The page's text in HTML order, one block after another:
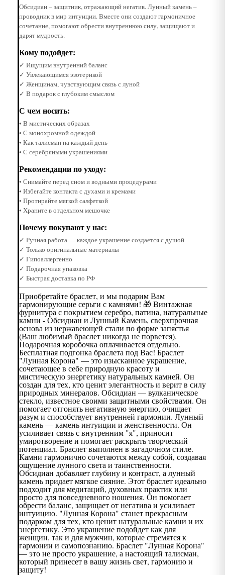
Обсидиан – защитник, отражающий негатив. Лунный камень –
проводник в мир интуиции. Вместе они создают гармоничное
сочетание, помогают обрести внутреннюю силу, защищают и
дарят мудрость.
Кому подойдет:
✓ Ищущим внутренний баланс
✓ Увлекающимся эзотерикой
✓ Женщинам, чувствующим связь с луной
✓ В подарок с глубоким смыслом
С чем носить:
• В мистических образах
• С монохромной одеждой
• Как талисман на каждый день
• С серебряными украшениями
Рекомендации по уходу:
• Снимайте перед сном и водными процедурами
• Избегайте контакта с духами и кремами
• Протирайте мягкой салфеткой
• Храните в отдельном мешочке
Почему покупают у нас:
✓ Ручная работа — каждое украшение создается с душой
✓ Только оригинальные материалы
✓ Гипоаллергенно
✓ Подарочная упаковка
✓ Быстрая доставка по РФ
Приобретайте браслет, и мы подарим Вам
гармонирующие серьги с камнями! 🎁 Винтажная
фурнитура с покрытием серебро, патина, натуральные
камни - Обсидиан и Лунный Камень, сверхпрочная
основа из нержавеющей стали по форме запястья
(Ваш любимый браслет никогда не порвется).
Подарочная коробочка оплачивается отдельно.
Бесплатная подгонка браслета под Вас! Браслет
"Лунная Корона" — это изысканное украшение,
сочетающее в себе природную красоту и
мистическую энергетику натуральных камней. Он
создан для тех, кто ценит элегантность и верит в силу
природных минералов. Обсидиан — вулканическое
стекло, известное своими защитными свойствами. Он
помогает отгонять негативную энергию, очищает
разум и способствует внутренней гармонии. Лунный
камень — камень интуиции и женственности. Он
усиливает связь с внутренним "я", приносит
умиротворение и помогает раскрыть творческий
потенциал. Браслет выполнен в загадочном стиле.
Камни гармонично сочетаются между собой, создавая
ощущение лунного света и таинственности.
Обсидиан добавляет глубину и контраст, а лунный
камень придает мягкое сияние. Этот браслет идеально
подходит для медитаций, духовных практик или
просто для повседневного ношения. Он помогает
обрести баланс, защищает от негатива и усиливает
интуицию. "Лунная Корона" станет прекрасным
подарком для тех, кто ценит натуральные камни и их
энергетику. Это украшение подойдет как для
женщин, так и для мужчин, которые стремятся к
гармонии и самопознанию. Браслет "Лунная Корона"
— это не просто украшение, а настоящий талисман,
который принесет в вашу жизнь свет, гармонию и
защиту!